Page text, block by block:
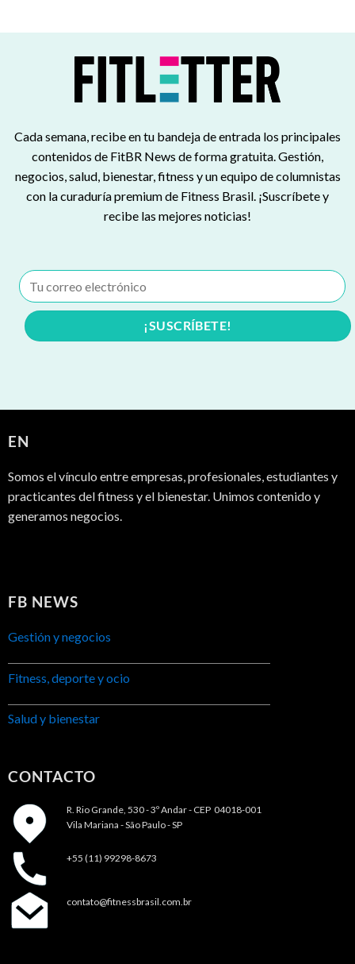
Cada semana, recibe en tu bandeja de entrada los principales
contenidos de FitBR News de forma gratuita. Gestión,
negocios, salud, bienestar, fitness y un equipo de columnistas
con la curaduría premium de Fitness Brasil. ¡Suscríbete y
recibe las mejores noticias!
EN
Somos el vínculo entre empresas, profesionales, estudiantes y
practicantes del fitness y el bienestar. Unimos contenido y
generamos negocios.
FB NEWS
Gestión y negocios
Fitness, deporte y ocio
Salud y bienestar
CONTACTO
R. Rio Grande, 530 - 3º Andar - CEP 04018-001
Vila Mariana - São Paulo - SP
+55 (11) 99298-8673
contato@fitnessbrasil.com.br